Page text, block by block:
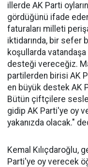
illerde AK Parti
gördüğünü ifade
faturaları milleti
iktidarında, bir sefer
koşullarda
desteği vereceğiz.
partilerden birisi AK
en büyük destek AK
Bütün çiftçilere
gidip AK Parti'ye oy
yakanızda olacak."
Kemal Kılıçdaroğlu,
Parti'ye oy verecek